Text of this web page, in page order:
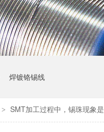
焊镀铬锡线
> SMT加工过程中，锡珠现象